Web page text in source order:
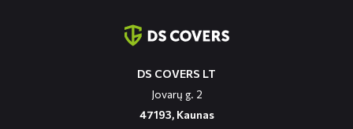
DS COVERS LT
Jovarų g. 2
47193, Kaunas